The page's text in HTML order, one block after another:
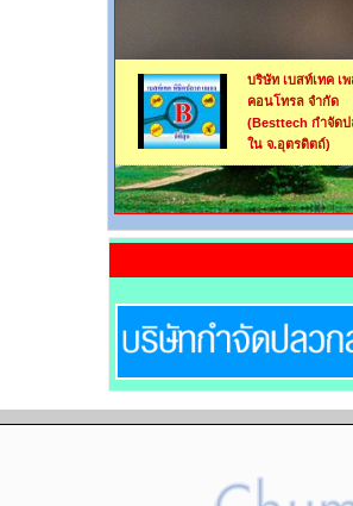
บริษัท เบสท์เทค เ
คอนโทรล จำกัด
(Besttech กำจัดป
ใน จ.อุตรดิตถ์)